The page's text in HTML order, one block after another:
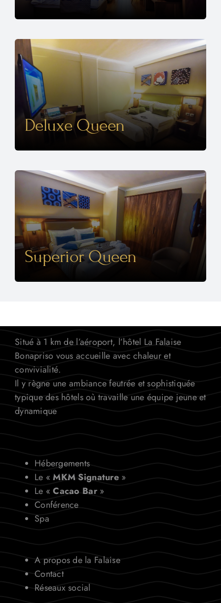
Deluxe Queen
Superior Queen
Situé à 1 km de l’aéroport, l’hôtel La Falaise
Bonapriso vous accueille avec chaleur et
convivialité.
Il y règne une ambiance feutrée et sophistiquée
typique des hôtels où travaille une équipe jeune et
dynamique
Hébergements
Le «MKM Signature»
Le «Cacao Bar»
Conférence
Spa
A propos de la Falaise
Contact
Réseaux social